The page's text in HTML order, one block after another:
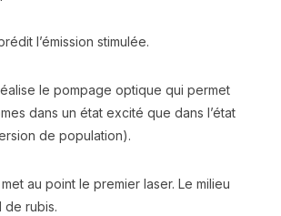
l’émission stimulée.
le pompage optique qui permet
dans un état excité que dans l’état
de population).
au point le premier laser. Le milieu
de rubis.